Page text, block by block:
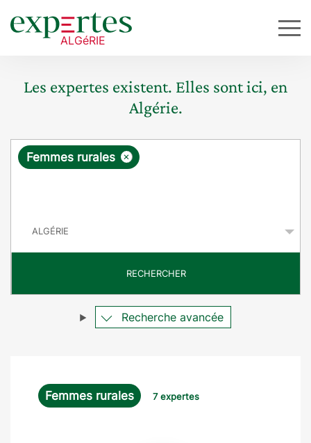
Les expertes existent. Elles sont ici, en
Algérie.
R
ê
e
×
Femmes rurales
RECHERCHER
Recherche avancée
Femmes rurales 7 expertes